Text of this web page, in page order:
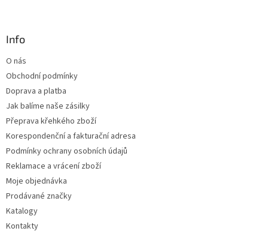
Info
O nás
Obchodní podmínky
Doprava a platba
Jak balíme naše zásilky
Přeprava křehkého zboží
Korespondenční a fakturační adresa
Podmínky ochrany osobních údajů
Reklamace a vrácení zboží
Moje objednávka
Prodávané značky
Katalogy
Kontakty